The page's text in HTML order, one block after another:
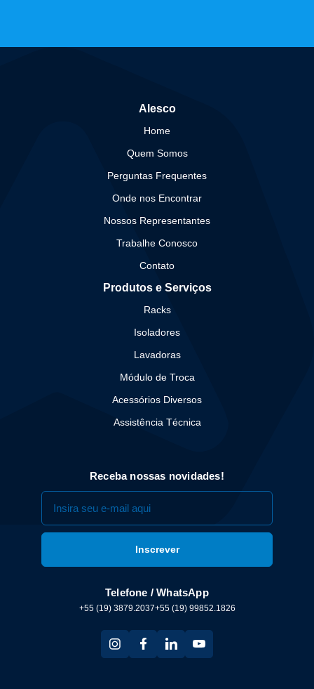
Alesco
Home
Quem Somos
Perguntas Frequentes
Onde nos Encontrar
Nossos Representantes
Trabalhe Conosco
Contato
Produtos e Serviços
Racks
Isoladores
Lavadoras
Módulo de Troca
Acessórios Diversos
Assistência Técnica
Receba nossas novidades!
Telefone / WhatsApp
+55 (19) 3879.2037+55 (19) 99852.1826